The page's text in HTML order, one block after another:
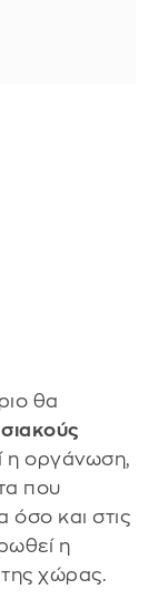
θα
η οργάνωση,
που
όσο και στις
η
της χώρας.